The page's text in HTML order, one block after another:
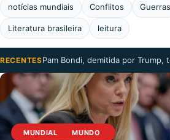
notícias mundiais Conflitos Guerras
Literatura brasileira leitura
RECENTESPam Bondi, demitida por
MUNDIAL MUNDO